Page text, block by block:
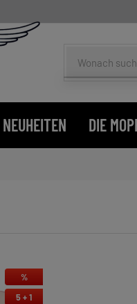
NEUHEITEN DIE
%
5 + 1